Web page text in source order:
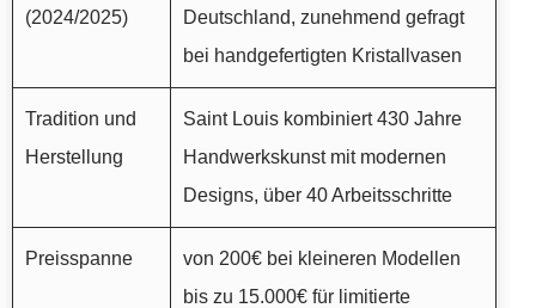
(2024/2025)
Deutschland, zunehmend gefragt
bei handgefertigten Kristallvasen
Tradition und
Herstellung
Saint Louis kombiniert 430 Jahre
Handwerkskunst mit modernen
Designs, über 40 Arbeitsschritte
Preisspanne
von 200€ bei kleineren Modellen
bis zu 15.000€ für limitierte